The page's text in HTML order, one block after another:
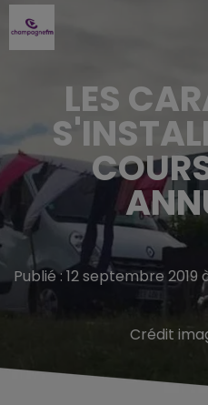
LES
Publié : 12 septembre 2019
Crédit